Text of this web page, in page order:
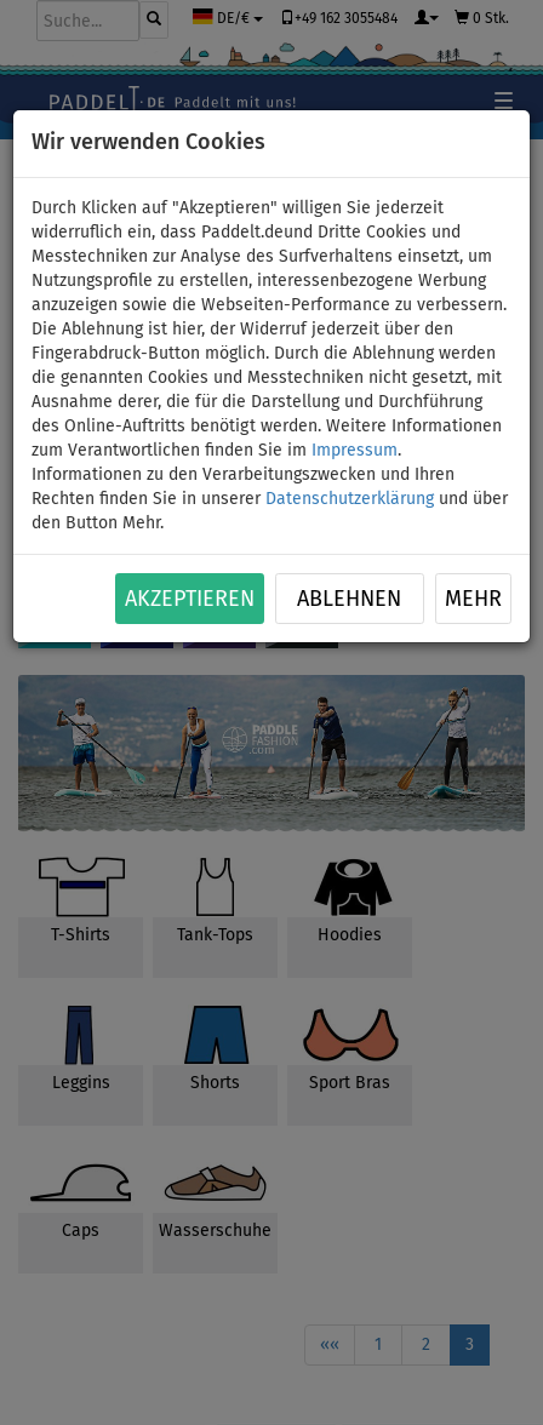
Wir verwenden Cookies
Durch Klicken auf "Akzeptieren" willigen Sie jederzeit
widerruflich ein, dass Paddelt.deund Dritte Cookies und
Messtechniken zur Analyse des Surfverhaltens einsetzt, um
Nutzungsprofile zu erstellen, interessenbezogene Werbung
anzuzeigen sowie die Webseiten-Performance zu verbessern.
Die Ablehnung ist hier, der Widerruf jederzeit über den
Fingerabdruck-Button möglich. Durch die Ablehnung werden
die genannten Cookies und Messtechniken nicht gesetzt, mit
Ausnahme derer, die für die Darstellung und Durchführung
des Online-Auftritts benötigt werden. Weitere Informationen
zum Verantwortlichen finden Sie im
Impressum.
Informationen zu den Verarbeitungszwecken und Ihren
Rechten finden Sie in unserer Datenschutzerklärungund über
den Button Mehr.
AKZEPTIEREN ABLEHNEN MEHR
DE/€ +49 162 3055484 0 Stk.
Bekleidung nicht nur fürs
Wasser
Wenn Sie beim Paddeln Komfort und Bequemlichkeit
bevorzugen, wird Sie unser Angebot an spezieller
Funktionsbekleidung sicher interessieren. Mit der
PADDLEFASHION.com
- Kollektion können Sie Ihren Lieblingssport
wirklich in vollen Zügen genießen! MEHR...
Paddelt in eurer Lieblingsfarbe. Klickt auf die gewünschte Farbe:
T-Shirts Tank-Tops Hoodies
Leggins Shorts Sport Bras
Caps Wasserschuhe
«« 1 2 3